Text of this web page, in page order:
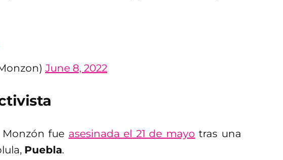
June 8, 2022
Monzón fue asesinada el 21 de mayo tras una
Puebla.